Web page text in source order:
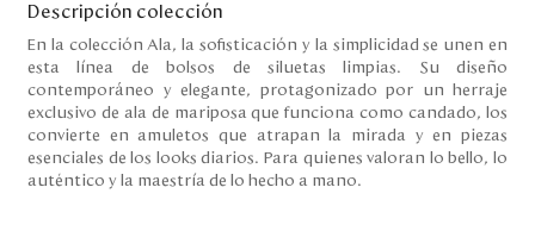
Blog
Servicio al cliente
Nuestras Tiendas
Descripción colección
En la colección Ala, la sofisticación y la simplicidad se unen en
esta línea de bolsos de siluetas limpias. Su diseño
contemporáneo y elegante, protagonizado por un herraje
exclusivo de ala de mariposa que funciona como candado, los
convierte en amuletos que atrapan la mirada y en piezas
esenciales de los looks diarios. Para quienes valoran lo bello, lo
auténtico y la maestría de lo hecho a mano.